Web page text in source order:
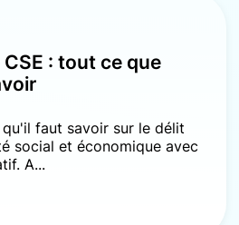
CSE : tout ce que
faut savoir sur le délit
social et économique avec
A...